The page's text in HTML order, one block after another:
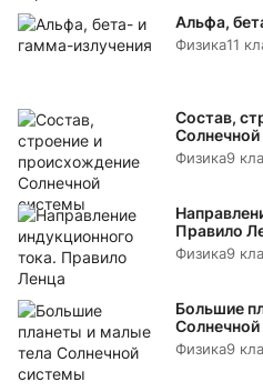
Альфа,
Физика11
Состав,
Физика9
Правило
Физика9
Большие
Физика9